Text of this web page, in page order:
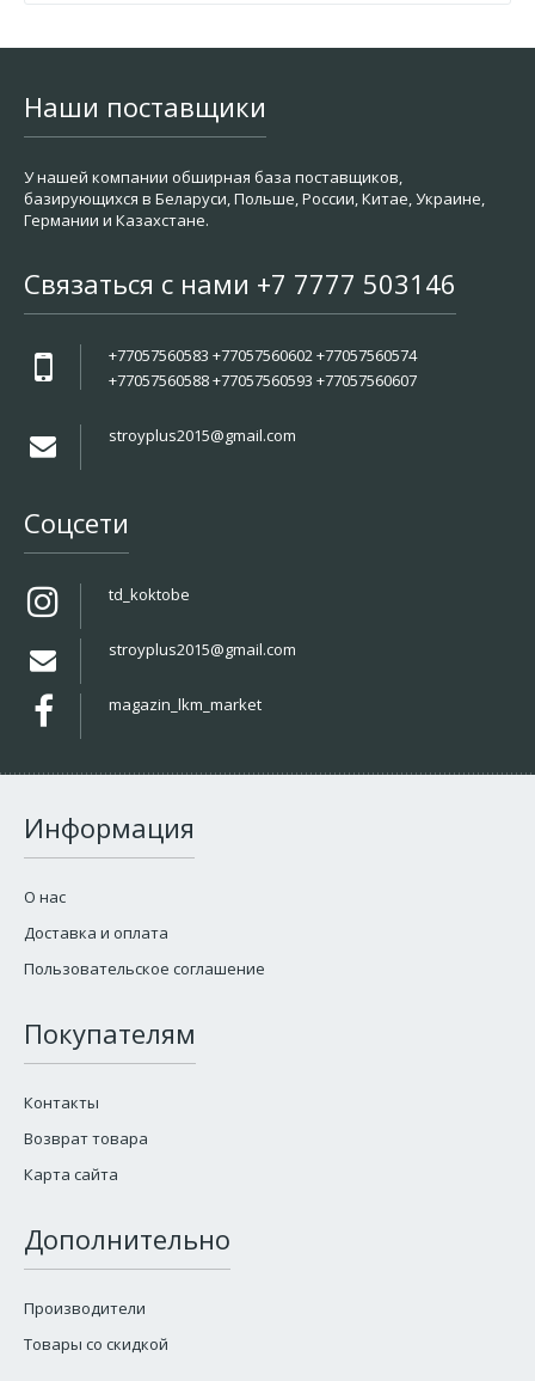
Наши поставщики
У нашей компании обширная база поставщиков,
базирующихся в Беларуси, Польше, России, Китае, Украине,
Германии и Казахстане.
Связаться с нами +7 7777 503146
+77057560583 +77057560602 +77057560574
+77057560588 +77057560593 +77057560607
stroyplus2015@gmail.com
Соцсети
td_koktobe
stroyplus2015@gmail.com
magazin_lkm_market
Информация
О нас
Доставка и оплата
Пользовательское соглашение
Покупателям
Контакты
Возврат товара
Карта сайта
Дополнительно
Производители
Товары со скидкой